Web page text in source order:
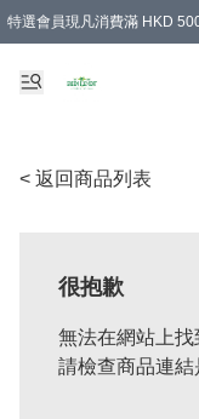
特選會員現凡消費滿 HKD
< 返回商品列表
很抱歉
無法在網站上找
請檢查商品連結